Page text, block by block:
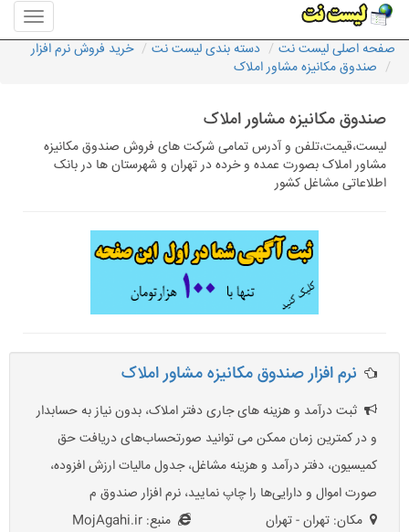
منوی
سایت
لیست
صفحه اصلی لیست نت دسته بندی لیست نت
خرید فروش نرم افزار
صندوق مکانیزه مشاور املاک
صندوق مکانیزه مشاور املاک
لیست،قیمت،تلفن و آدرس تمامی شرکت های فروش صندوق مکانیزه
مشاور املاک بصورت عمده و خرده در تهران و شهرستان ها در بانک
اطلاعاتی مشاغل کشور
نرم افزار صندوق مکانیزه مشاور املاک
ثبت درآمد و هزینه های جاری دفتر املاک، بدون نیاز به حسابدار
و در کمترین زمان ممکن می توانید صورتحساب‌های دریافت حق
کمیسیون، دفتر درآمد و هزینه مشاغل، جدول مالیات ارزش افزوده،
صورت اموال و دارایی‌ها را چاپ نمایید، نرم افزار صندوق م
مکان: تهران - تهران
منبع: MojAgahi.ir